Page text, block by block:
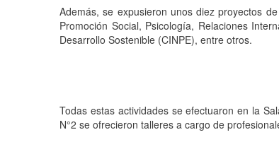
Además, se expusieron unos diez proyectos
Promoción Social, Psicología, Relaciones
Desarrollo Sostenible (CINPE), entre otros.
Todas estas actividades se efectuaron en la
N°2 se ofrecieron talleres a cargo de